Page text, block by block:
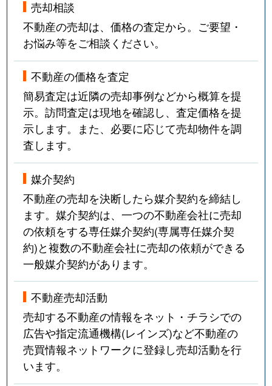
売却相談
不動産の売却は、価格の査定から。ご要望・
お悩み等をご相談ください。
不動産の価格を査定
簡易査定は近隣の売却事例などから概算を提
示。訪問査定は現地を確認し、査定価格を提
示します。また、必要に応じて売却物件を調
査します。
媒介契約
不動産の売却を決断したら媒介契約を締結し
ます。媒介契約は、一つの不動産会社に売却
の依頼をする専任媒介契約(専属専任媒介契
約)と複数の不動産会社に売却の依頼ができる
一般媒介契約があります。
不動産売却活動
売却する不動産の情報をネット・チラシでの
広告や指定流通機構(レインズ)など不動産の
売買情報ネットワークに登録し売却活動を行
います。